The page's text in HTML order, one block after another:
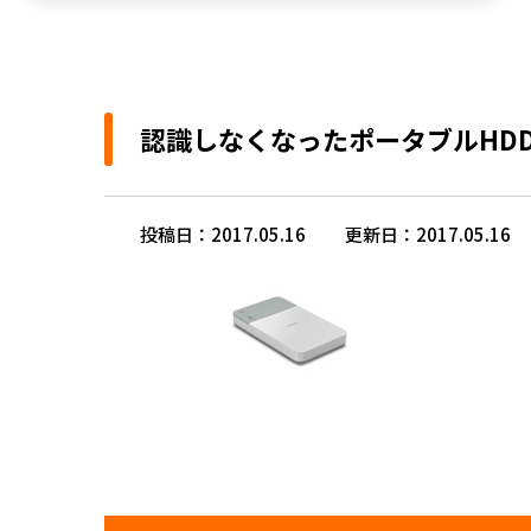
認識しなくなったポータブル
投稿日：2017.05.16 更新日：2017.05.16